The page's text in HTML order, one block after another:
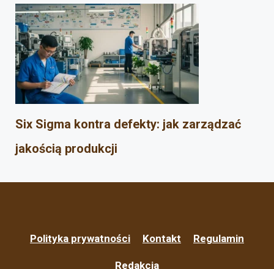
Six Sigma kontra defekty: jak zarządzać
jakością produkcji
Polityka prywatności Kontakt Regulamin
Redakcja